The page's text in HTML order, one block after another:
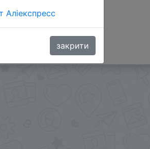
Аліекспресс
закрити